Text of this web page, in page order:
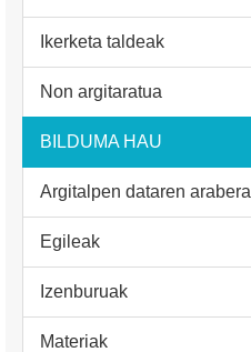
Ikerketa taldeak
Non argitaratua
BILDUMA HAU
Argitalpen dataren arabera
Egileak
Izenburuak
Materiak